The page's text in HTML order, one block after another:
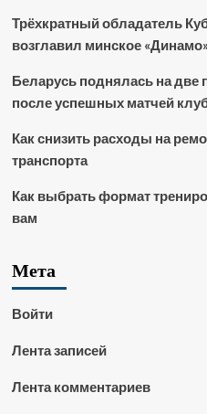
Трёхкратный обладатель
возглавил минское
Беларусь поднялась на две
после успешных матчей
Как снизить расходы на
транспорта
Как выбрать формат
вам
Мета
Войти
Лента записей
Лента комментариев